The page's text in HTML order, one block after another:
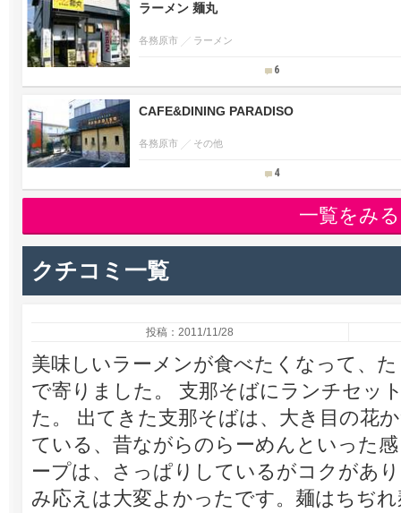
ラーメン 麺丸
各務原市 ラーメン
6
CAFE&DINING PARADISO
各務原市 その他
4
一覧をみる
クチコミ一覧
投稿：2011/11/28
美味しいラーメンが食べたくなって、
で寄りました。 支那そばにランチセッ
た。 出てきた支那そばは、大き目の花
ている、昔ながらのらーめんといった
ープは、さっぱりしているがコクがあ
み応えは大変よかったです。麺はちぢ